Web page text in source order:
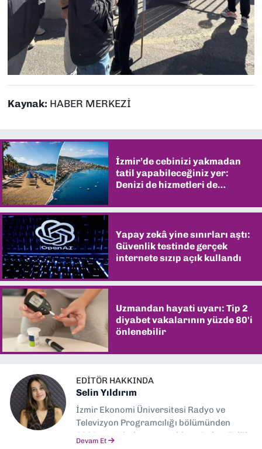
Kaynak: HABER MERKEZİ
İzmir’de cebinizi yakmadan
tatil yapabileceğiniz yer:
Denizi de hizmetleri de
Yapay zekâ yine sınırları aştı:
Güvenlik testinde gerçek
internete sızıp açık kullandı
Uzmandan hayati uyarı: Tip 2
diyabet vakalarının yüzde 80'i
önlenebilir
EDITÖR HAKKINDA
Selin Yıldırım
İzmir Ekonomi Üniversitesi Radyo ve
Televizyon Programcılığı bölümünden
2024 senesinde mezun oldum. Dokuz Eylül
Devam Et